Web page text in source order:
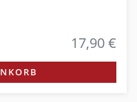
17,90 €